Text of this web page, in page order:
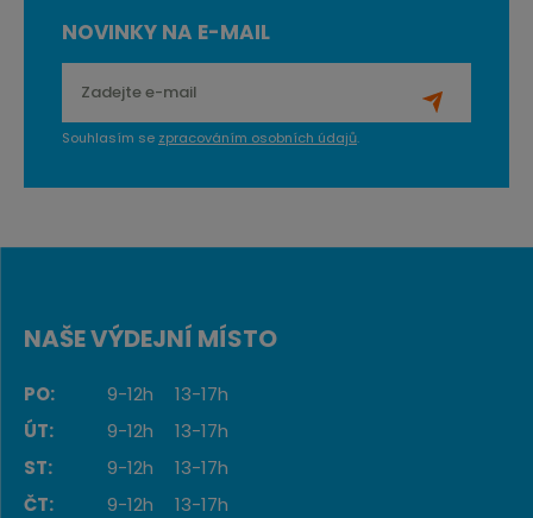
NOVINKY NA E-MAIL
Souhlasím se zpracováním osobních údajů.
NAŠE VÝDEJNÍ MÍSTO
PO: 9-12h
13-17h
ÚT:
9-12h
13-17h
ST:
9-12h
13-17h
ČT:
9-12h
13-17h